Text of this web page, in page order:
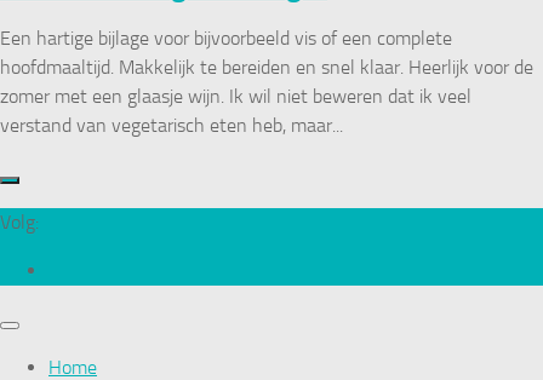
Een hartige bijlage voor bijvoorbeeld vis of een complete
hoofdmaaltijd. Makkelijk te bereiden en snel klaar. Heerlijk voor de
zomer met een glaasje wijn. Ik wil niet beweren dat ik veel
verstand van vegetarisch eten heb, maar...
Volg:
Home